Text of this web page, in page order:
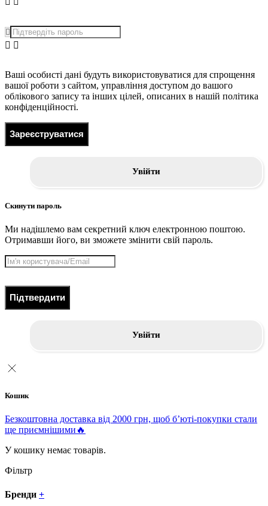
Ваші особисті дані будуть використовуватися для спрощення
вашої роботи з сайтом, управління доступом до вашого
облікового запису та інших цілей, описаних в нашій політика
конфіденційності.
Зареєструватися
Увійти
Скинути пароль
Ми надішлемо вам секретний ключ електронною поштою.
Отримавши його, ви зможете змінити свій пароль.
Підтвердити
Увійти
Кошик
Безкоштовна доставка від 2000 грн, щоб б’юті-покупки стали
ще приємнішими🔥
У кошику немає товарів.
Фільтр
Бренди +